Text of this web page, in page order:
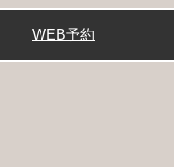
WEB予約